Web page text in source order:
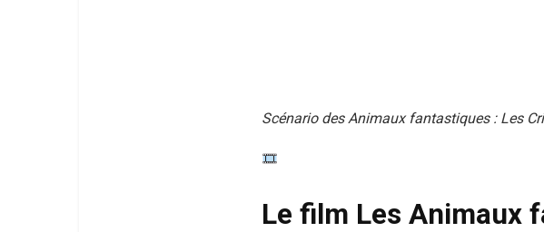
Scénario des Animaux fantastiques : Les
Le film Les Animaux